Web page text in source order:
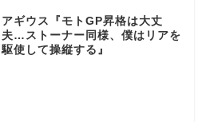
アギウス『モトGP昇格は大丈
夫…ストーナー同様、僕はリアを
駆使して操縦する』